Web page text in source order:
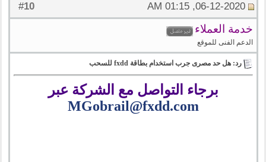
#
10 06-12-2020, 01:15 AM
خدمة العملاء
الدعم الفنى للموقع
رد: هل حد مصرى جرب استخدام بطاقة fxdd للسحب
برجاء التواصل مع الشركة عبر
MGobrail@fxdd.com